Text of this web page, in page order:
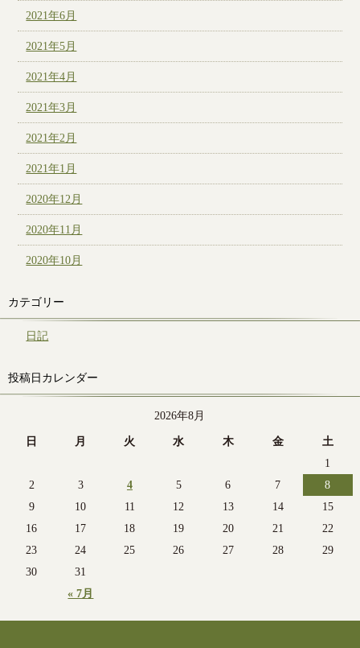
2021年6月
2021年5月
2021年4月
2021年3月
2021年2月
2021年1月
2020年12月
2020年11月
2020年10月
カテゴリー
日記
投稿日カレンダー
2026年8月
日 月 火 水 木 金 土
« 7月
1
2
3 4 5 6 7
8
9
10 11 12 13 14
15
16
17 18 19 20 21
22
23
24 25 26 27 28
29
30
31